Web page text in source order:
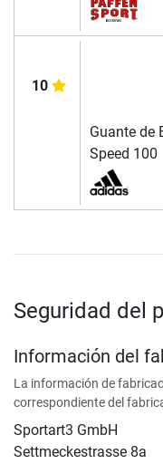
10
Guante de
Speed 100
Seguridad del
Información del
La información de
correspondiente del
Sportart3 GmbH
Settmeckestrasse 8a